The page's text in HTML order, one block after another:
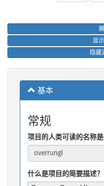
显
隐藏
基本
常规
项目的人类可读的名称是
什么是项目的简要描述？